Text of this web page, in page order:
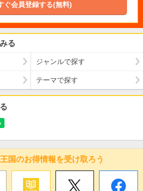
ぐ会員登録する(無料)
る
ジャンルで探す
テーマで探す
国のお得情報を受け取ろう